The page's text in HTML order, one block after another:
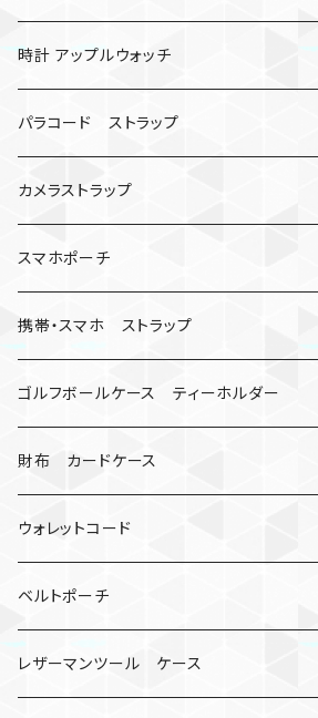
バックル無し
シャックル
数珠
コンパス
ベルトループ
クボタン
キーケース
人形
忍者
ミイラ
キャンプ道具
ナット
レザーマン
マルチツール
オニヤンマ
楽天ミニ ケース
iPhone
時計 アップルウォッチ
カナビラウォッチ
腕時計
アップルウォッチ
バックル
マッドマックス
パラコード ストラップ
サバイバルツール
カメラストラップ
スマホポーチ
携帯・スマホ ストラップ
ネックストラップ・ショルダーストラップ
ハンドストラップ
リングストラップ
ゴルフボールケース ティーホルダー
ゴルフマーカー
ゴルフボールケース
ティーホルダー
財布 カードケース
コインケース
チューブ
コインケース
紙
ウォレットコード
2カラー
ベルトポーチ
レザーマンツール ケース